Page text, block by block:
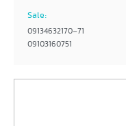
Sale:
09134632170-71
09103160751